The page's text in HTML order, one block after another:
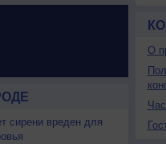
сирени вреден для
О